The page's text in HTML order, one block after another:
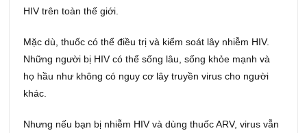
HIV trên toàn thế giới.
Mặc dù, thuốc có thể điều trị và kiểm soát lây nhiễm HIV.
Những người bị HIV có thể sống lâu, sống khỏe mạnh và
họ hầu như không có nguy cơ lây truyền virus cho người
khác.
Nhưng nếu bạn bị nhiễm HIV và dùng thuốc ARV, virus vẫn